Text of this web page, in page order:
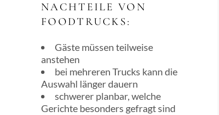
NACHTEILE VON
FOODTRUCKS:
Gäste müssen teilweise
anstehen
bei mehreren Trucks kann die
Auswahl länger dauern
schwerer planbar, welche
Gerichte besonders gefragt sind